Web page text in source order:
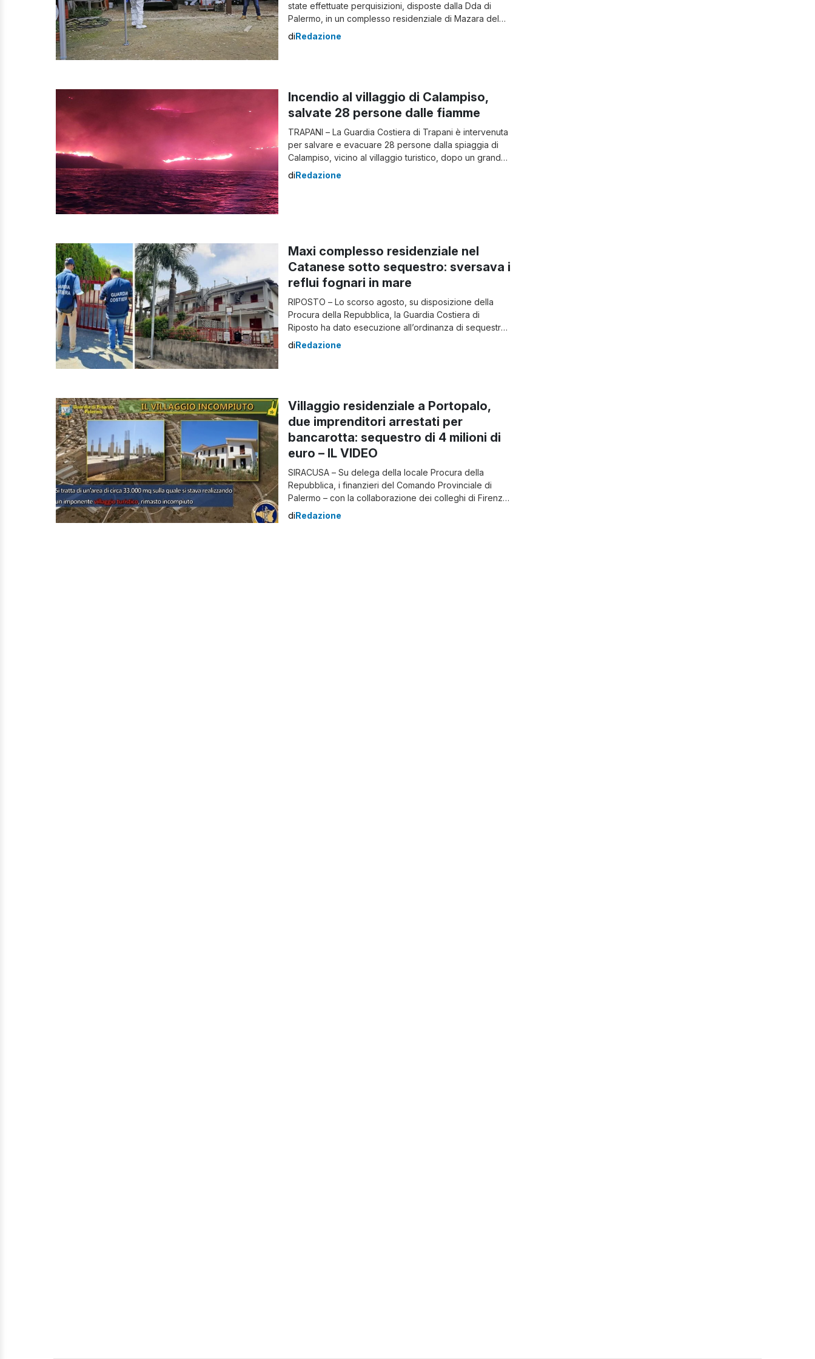
state effettuate perquisizioni, disposte dalla Dda di
Palermo, in un complesso residenziale di Mazara del
Vallo (TP). Questa attività investigativa, svolta dalla
diRedazione
Incendio al villaggio di Calampiso,
salvate 28 persone dalle fiamme
TRAPANI – La Guardia Costiera di Trapani è intervenuta
per salvare e evacuare 28 persone dalla spiaggia di
Calampiso, vicino al villaggio turistico, dopo un grande
incendio che ha colpito il complesso residenziale a San
diRedazione
Maxi complesso residenziale nel
Catanese sotto sequestro: sversava i
reflui fognari in mare
RIPOSTO – Lo scorso agosto, su disposizione della
Procura della Repubblica, la Guardia Costiera di
Riposto ha dato esecuzione all’ordinanza di sequestro
preventivo emessa dal gip di Catania di un complesso
diRedazione
Villaggio residenziale a Portopalo,
due imprenditori arrestati per
bancarotta: sequestro di 4 milioni di
euro – IL VIDEO
SIRACUSA – Su delega della locale Procura della
Repubblica, i finanzieri del Comando Provinciale di
Palermo – con la collaborazione dei colleghi di Firenze,
Prato e Viareggio – hanno dato esecuzione a
diRedazione